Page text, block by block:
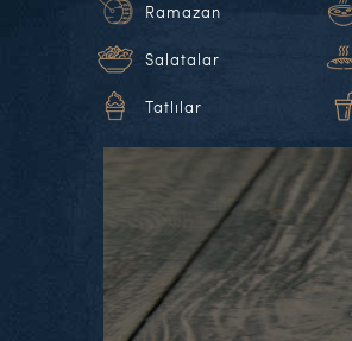
Ramazan
Salatalar
Tatlılar